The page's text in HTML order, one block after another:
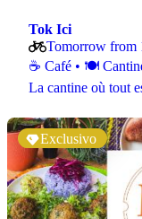
Tok Ici
Tomorrow from
☕️ Café • 🍽️
La cantine où tout
Exclusivo